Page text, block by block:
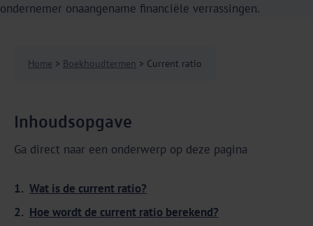
ondernemer onaangename financiële verrassingen.
Home > Boekhoudtermen > Current ratio
Inhoudsopgave
Ga direct naar een onderwerp op deze pagina
Wat is de current ratio?
Hoe wordt de current ratio berekend?